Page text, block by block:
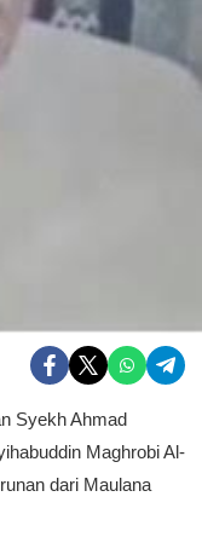
Syekh Ahmad
Maghrobi Al-
dari Maulana